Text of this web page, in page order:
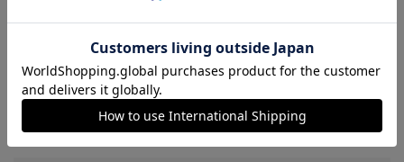
のメーカー・機種・画面設定等により、実際の商品の色と異なっ
て見える場合がございます。あらかじめご了承ください。
【仕様について】
取り扱い商品によっては、パッケージやデザインなどの仕様が予
告なく変更になることがございます。